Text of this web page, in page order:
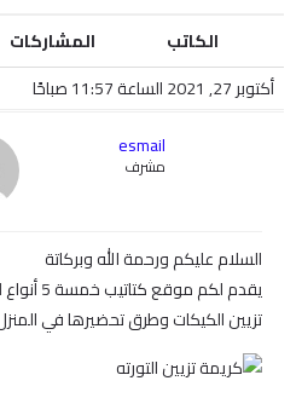
الكاتب
المشاركات
أكتوبر 27, 2021 الساعة 11:57 صباحًا
esmail
مشرف
السلام عليكم ورحمة الله وبركاتة
يقدم لكم
تزيين الكيكات وطرق تحضيرها في